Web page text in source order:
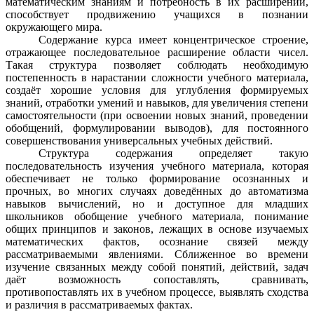
способствует продвижению учащихся в познании
окружающего мира.
Содержание курса имеет концентрическое строение,
отражающее последовательное расширение области чисел.
Такая структура позволяет соблюдать необходимую
постепенность в нарастании сложности учебного материала,
создаёт хорошие условия для углубления формируемых
знаний, отработки умений и навыков, для увеличения степени
самостоятельности (при освоении новых знаний, проведении
обобщений, формулировании выводов), для постоянного
совершенствования универсальных учебных действий.
Структура содержания определяет такую
последовательность изучения учебного материала, которая
обеспечивает не только формирование осознанных и
прочных, во многих случаях доведённых до автоматизма
навыков вычислений, но и доступное для младших
школьников обобщение учебного материала, понимание
общих принципов и законов, лежащих в основе изучаемых
математических фактов, осознание связей между
рассматриваемыми явлениями. Сближенное во времени
изучение связанных между собой понятий, действий, задач
даёт возможность сопоставлять, сравнивать,
противопоставлять их в учебном процессе, выявлять сходства
и различия в рассматриваемых фактах.